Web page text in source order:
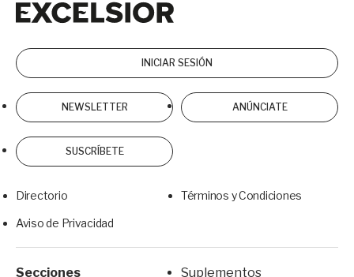
INICIAR SESIÓN
NEWSLETTER ANÚNCIATE
SUSCRÍBETE
Directorio Términos y Condiciones
Aviso de Privacidad
Secciones
Suplementos